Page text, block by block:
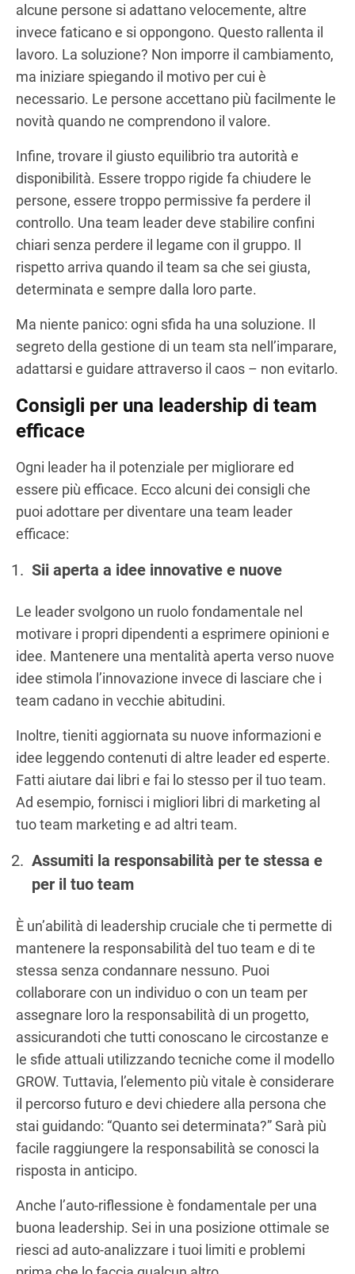
alcune persone si adattano velocemente, altre
invece faticano e si oppongono. Questo rallenta il
lavoro. La soluzione? Non imporre il cambiamento,
ma iniziare spiegando il motivo per cui è
necessario. Le persone accettano più facilmente le
novità quando ne comprendono il valore.
Infine, trovare il giusto equilibrio tra autorità e
disponibilità. Essere troppo rigide fa chiudere le
persone, essere troppo permissive fa perdere il
controllo. Una team leader deve stabilire confini
chiari senza perdere il legame con il gruppo. Il
rispetto arriva quando il team sa che sei giusta,
determinata e sempre dalla loro parte.
Ma niente panico: ogni sfida ha una soluzione. Il
segreto della gestione di un team sta nell’imparare,
adattarsi e guidare attraverso il caos – non evitarlo.
Consigli per una leadership di team
efficace
Ogni leader ha il potenziale per migliorare ed
essere più efficace. Ecco alcuni dei consigli che
puoi adottare per diventare una team leader
efficace:
Sii aperta a idee innovative e nuove
Le leader svolgono un ruolo fondamentale nel
motivare i propri dipendenti a esprimere opinioni e
idee. Mantenere una mentalità aperta verso nuove
idee stimola l’innovazione invece di lasciare che i
team cadano in vecchie abitudini.
Inoltre, tieniti aggiornata su nuove informazioni e
idee leggendo contenuti di altre leader ed esperte.
Fatti aiutare dai libri e fai lo stesso per il tuo team.
Ad esempio, fornisci i migliori libri di marketing al
tuo team marketing e ad altri team.
Assumiti la responsabilità per te stessa e
per il tuo team
È un’abilità di leadership cruciale che ti permette di
mantenere la responsabilità del tuo team e di te
stessa senza condannare nessuno. Puoi
collaborare con un individuo o con un team per
assegnare loro la responsabilità di un progetto,
assicurandoti che tutti conoscano le circostanze e
le sfide attuali utilizzando tecniche come il modello
GROW. Tuttavia, l’elemento più vitale è considerare
il percorso futuro e devi chiedere alla persona che
stai guidando: “Quanto sei determinata?” Sarà più
facile raggiungere la responsabilità se conosci la
risposta in anticipo.
Anche l’auto-riflessione è fondamentale per una
buona leadership. Sei in una posizione ottimale se
riesci ad auto-analizzare i tuoi limiti e problemi